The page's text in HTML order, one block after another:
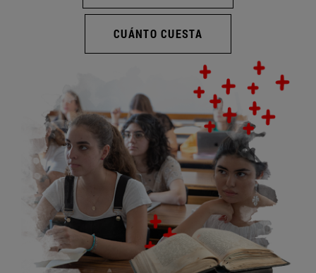
CUÁNTO CUESTA